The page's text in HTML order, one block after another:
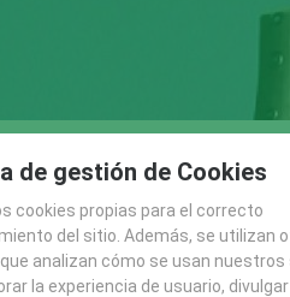
de gestión de Cookies
cookies propias para el correcto
del sitio. Además, se utilizan
analizan cómo se usan nuestros
la experiencia de usuario,